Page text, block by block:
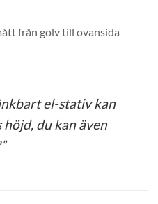
från golv till ovansida
el-stativ kan
du kan även